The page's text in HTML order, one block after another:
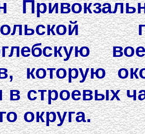
которую
строевых
округа.